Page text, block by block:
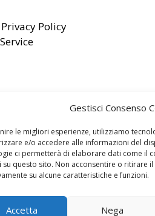
Gestisci Consenso
le migliori esperienze, utilizziamo
e/o accedere alle informazioni del
ci permetterà di elaborare dati come il
su questo sito. Non acconsentire o ritirare
su alcune caratteristiche e funzioni.
Accetta Nega
Privacy Policy